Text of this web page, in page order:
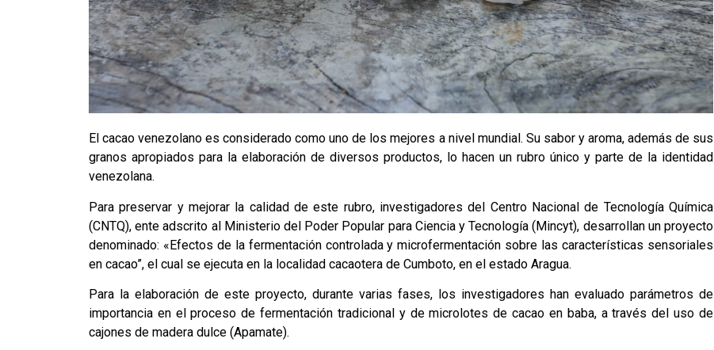
El cacao venezolano es considerado como uno de los mejores a nivel mundial. Su sabor y aroma, además de sus
granos apropiados para la elaboración de diversos productos, lo hacen un rubro único y parte de la identidad
venezolana.
Para preservar y mejorar la calidad de este rubro, investigadores del Centro Nacional de Tecnología Química
(CNTQ), ente adscrito al Ministerio del Poder Popular para Ciencia y Tecnología (Mincyt), desarrollan un proyecto
denominado: «Efectos de la fermentación controlada y microfermentación sobre las características sensoriales
en cacao”, el cual se ejecuta en la localidad cacaotera de Cumboto, en el estado Aragua.
Para la elaboración de este proyecto, durante varias fases, los investigadores han evaluado parámetros de
importancia en el proceso de fermentación tradicional y de microlotes de cacao en baba, a través del uso de
cajones de madera dulce (Apamate).